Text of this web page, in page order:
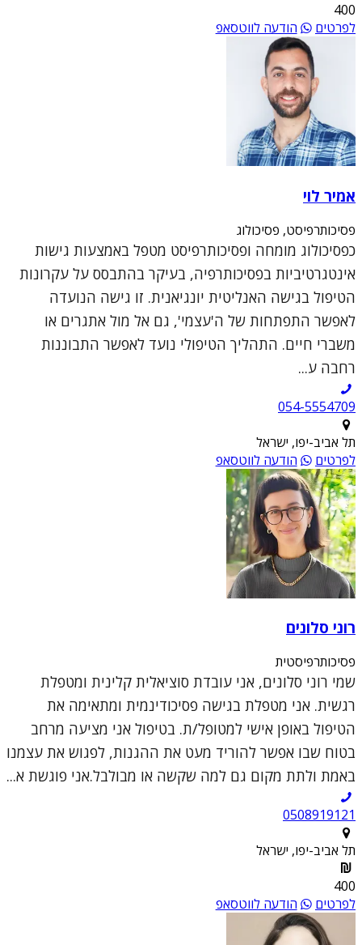
400
לפרטים
הודעה לווטסאפ
אמיר לוי
פסיכותרפיסט, פסיכולוג
כפסיכולוג מומחה ופסיכותרפיסט מטפל באמצעות גישות
אינטגרטיביות בפסיכותרפיה, בעיקר בהתבסס על עקרונות
הטיפול בגישה האנליטית יונגיאנית. זו גישה הנועדה
לאפשר התפתחות של ה'עצמי', גם אל מול אתגרים או
משברי חיים. התהליך הטיפולי נועד לאפשר התבוננות
רחבה ע...
054-5554709
תל אביב-יפו, ישראל
לפרטים
הודעה לווטסאפ
רוני סלונים
פסיכותרפיסטית
שמי רוני סלונים, אני עובדת סוציאלית קלינית ומטפלת
רגשית. אני מטפלת בגישה פסיכודינמית ומתאימה את
הטיפול באופן אישי למטופל/ת. בטיפול אני מציעה מרחב
בטוח שבו אפשר להוריד מעט את ההגנות, לפגוש את עצמנו
באמת ולתת מקום גם למה שקשה או מבולבל.אני פוגשת א...
0508919121
תל אביב-יפו, ישראל
400
לפרטים
הודעה לווטסאפ